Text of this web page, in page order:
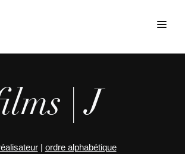
| J
| ordre alphabétique